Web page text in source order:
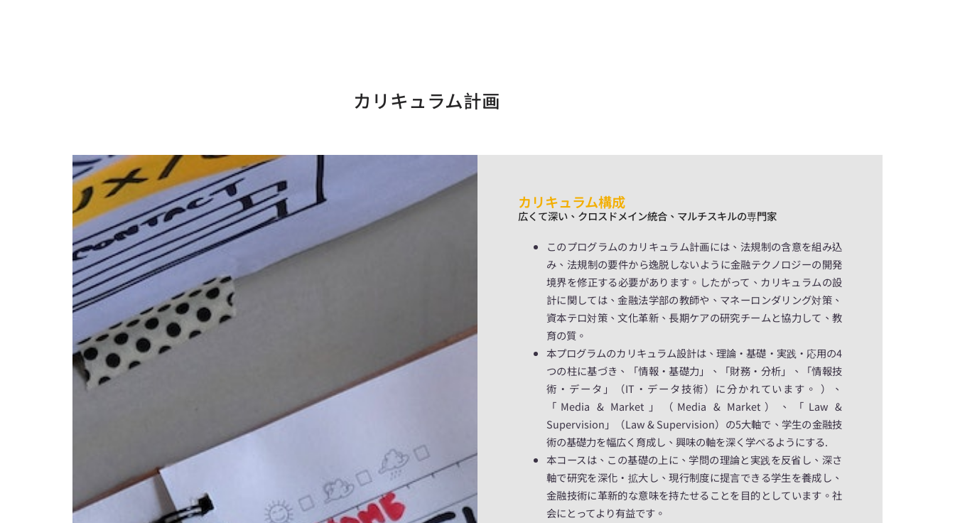
カリキュラム計画
カリキュラム構成
広くて深い、クロスドメイン統合、マルチスキルの専門家
このプログラムのカリキュラム計画には、法規制の含意を組み込
み、法規制の要件から逸脱しないように金融テクノロジーの開発
境界を修正する必要があります。したがって、カリキュラムの設
計に関しては、金融法学部の教師や、マネーロンダリング対策、
資本テロ対策、文化革新、長期ケアの研究チームと協力して、教
育の質。
本プログラムのカリキュラム設計は、理論・基礎・実践・応用の4
つの柱に基づき、「情報・基礎力」、「財務・分析」、「情報技
術・データ」（IT・データ技術）に分かれています。 ）、
「Media & Market」（Media & Market）、「Law &
Supervision」（Law & Supervision）の5大軸で、学生の金融技
術の基礎力を幅広く育成し、興味の軸を深く学べるようにする.
本コースは、この基礎の上に、学問の理論と実践を反省し、深さ
軸で研究を深化・拡大し、現行制度に提言できる学生を養成し、
金融技術に革新的な意味を持たせることを目的としています。社
会にとってより有益です。